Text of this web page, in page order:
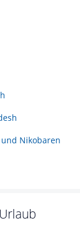
Nikobaren
Urlaub